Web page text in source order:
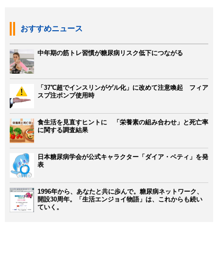
おすすめニュース
中年期の筋トレ習慣が糖尿病リスク低下につながる
「37℃超でインスリンがゲル化」に改めて注意喚起 フィア
スプ注ポンプ使用時
食生活を見直すヒントに 「栄養素の組み合わせ」と死亡率
に関する調査結果
日本糖尿病学会が公式キャラクター「ダイア・ベティ」を発
表
1996年から、あなたと共に歩んで。糖尿病ネットワーク、
開設30周年。「生活エンジョイ物語」は、これからも続い
ていく。